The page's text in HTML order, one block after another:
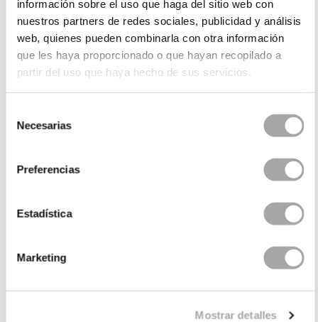
información sobre el uso que haga del sitio web con
nuestros partners de redes sociales, publicidad y análisis
web, quienes pueden combinarla con otra información
que les haya proporcionado o que hayan recopilado a
partir del uso que haya hecho de sus servicios.
Necesarias
Preferencias
Estadística
Marketing
Mostrar detalles